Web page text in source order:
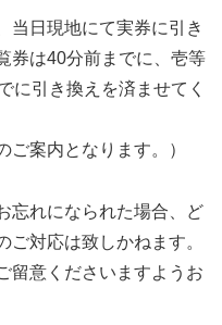
当日現地にて実券に引き
券は40分前までに、壱等
に引き換えを済ませてく
案内となります。）
忘れになられた場合、ど
対応は致しかねます。
留意くださいますようお